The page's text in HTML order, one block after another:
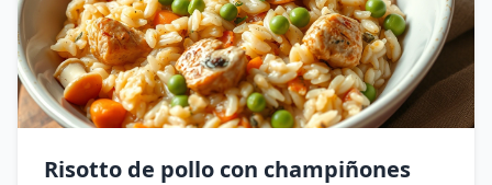
Risotto de pollo con champiñones